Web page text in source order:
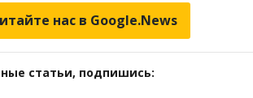
нас в Google.News
статьи, подпишись: